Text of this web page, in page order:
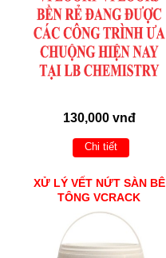
130,000 vnđ
Chi tiết
XỬ LÝ VẾT NỨT SÀN BÊ
TÔNG VCRACK